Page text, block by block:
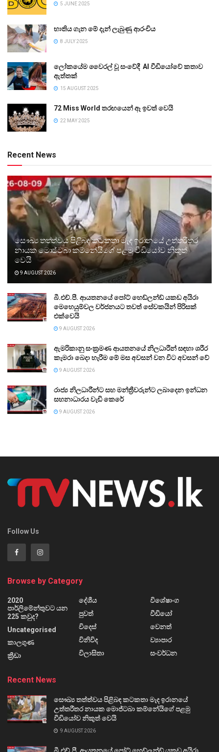
5 JUNE 2025
භාතිය ගැන මේ දැන් ලැබුණු ආරංචිය
8 JULY 2025
ලෝකයේම වෛරල් වූ සංවේදී AI වීඩියෝවේ කතාව
ඇත්තක්
15 AUGUST 2025
72 Miss World තරඟයෙන් ඈ ඉවත් වෙයි
22 MAY 2025
Recent News
සෞඛ්‍ය තත්ත්වය පිළිබඳ කටකතා මැද ඉරානයේ උත්තරීතර
නායක මොජ්ටබා කම්නේයිගේ පළමු වීඩියෝව නිකුත්
වෙයි
9 AUGUST 2026
බී.එච්.පී. ආයතනයේ පෝට් හෙඩ්ලන්ඩ් යකඩ අයිරා
මෙහෙයුම්වල වර්ජනයට තවත් සේවකයින් පිරිසක්
එක්වෙයි
9 AUGUST 2026
ඇමරිකානු සංක්‍රමණ ආයතනයේ නිලධාරීන් සඳහා ශරීර
කැමරා බෙදා හැරීම මේ මස අවසන් වන විට අවසන් වේ
9 AUGUST 2026
රාජ්‍ය නිලධාරීන්ට සහ මන්ත්‍රීවරුන්ට ලබාදෙන ඉන්ධන
සහනාධාරය වැඩි කෙරේ
9 AUGUST 2026
Follow Us
Browse by Category
2020
පාර්ලිමේන්තුවට යන
225 කවුද?
Uncategorised
කාලගුණ
ක්‍රීඩා
දේශීය
පුවත්
විදෙස්
විනිවිද
විලාසිතා
විශේෂාංග
වීඩියෝ
වෙනත්
ව්‍යාපාර
සංවර්ධන
Recent News
සෞඛ්‍ය තත්ත්වය පිළිබඳ කටකතා මැද ඉරානයේ
උත්තරීතර නායක මොජ්ටබා කම්නේයිගේ පළමු
වීඩියෝව නිකුත් වෙයි
9 AUGUST 2026